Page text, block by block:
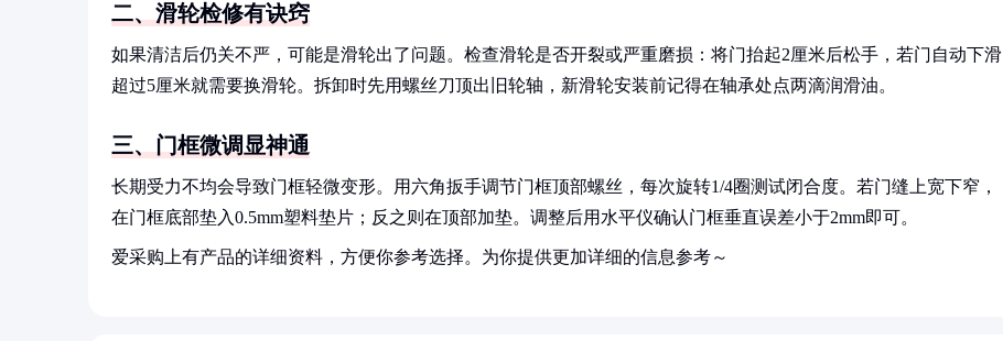
二、滑轮检修有诀窍
如果清洁后仍关不严，可能是滑轮出了问题。检查滑轮是否开裂或严重磨损：将门抬起2厘米后松手，若门自动下滑
超过5厘米就需要换滑轮。拆卸时先用螺丝刀顶出旧轮轴，新滑轮安装前记得在轴承处点两滴润滑油。
三、门框微调显神通
长期受力不均会导致门框轻微变形。用六角扳手调节门框顶部螺丝，每次旋转1/4圈测试闭合度。若门缝上宽下窄，
在门框底部垫入0.5mm塑料垫片；反之则在顶部加垫。调整后用水平仪确认门框垂直误差小于2mm即可。
爱采购上有产品的详细资料，方便你参考选择。为你提供更加详细的信息参考～